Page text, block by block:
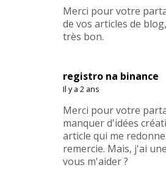
Merci pour votre
de vos articles de
très bon.
registro na binance
Il y a 2 ans
Merci pour votre
manquer d'idées
article qui me
remercie. Mais, j'ai
vous m'aider ?